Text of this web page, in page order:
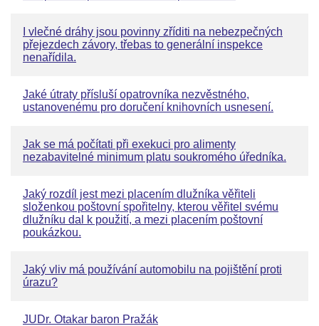
I vlečné dráhy jsou povinny zříditi na nebezpečných
přejezdech závory, třebas to generální inspekce
nenařídila.
Jaké útraty přísluší opatrovníka nezvěstného,
ustanovenému pro doručení knihovních usnesení.
Jak se má počítati při exekuci pro alimenty
nezabavitelné minimum platu soukromého úředníka.
Jaký rozdíl jest mezi placením dlužníka věřiteli
složenkou poštovní spořitelny, kterou věřitel svému
dlužníku dal k použití, a mezi placením poštovní
poukázkou.
Jaký vliv má používání automobilu na pojištění proti
úrazu?
JUDr. Otakar baron Pražák